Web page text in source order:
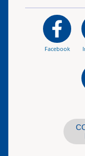
Facebook